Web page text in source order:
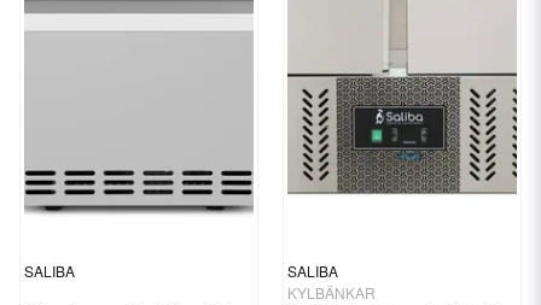
SALIBA
SALIBA
KYLBÄNKAR